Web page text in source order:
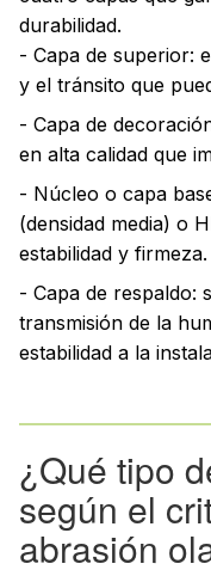
durabilidad.
- Capa de superior:
y el tránsito que
- Capa de
en alta calidad que
- Núcleo o capa
(densidad media) o
estabilidad y firmeza.
- Capa de respaldo:
transmisión de la
estabilidad a la
¿Qué tipo
según el
abrasión